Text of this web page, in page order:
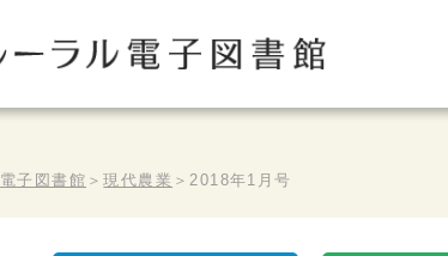
電子図書館 ＞現代農業 ＞2018年1月号